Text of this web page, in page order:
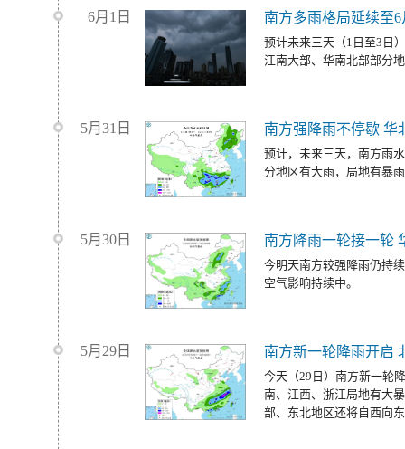
6月1日 南方多雨格局延续至
预计未来三天（1日至3日
江南大部、华南北部部分
5月31日 南方强降雨不停歇 华
预计，未来三天，南方雨
分地区有大雨，局地有暴
5月30日 南方降雨一轮接一轮
今明天南方较强降雨仍持
空气影响持续中。
5月29日 南方新一轮降雨开启
今天（29日）南方新一轮
南、江西、浙江局地有大
部、东北地区还将自西向